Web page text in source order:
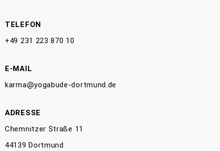
TELEFON
+49 231 223 870 10
E-MAIL
karma@yogabude-dortmund.de
ADRESSE
Chemnitzer Straße 11
44139 Dortmund